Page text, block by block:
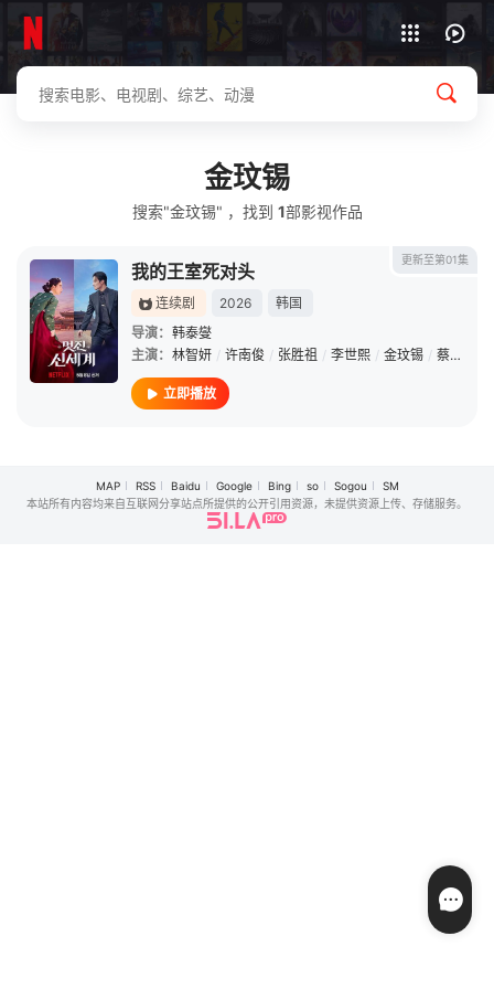
金玟锡
搜索"金玟锡" ，找到 1部影视作品
更新至第01集
我的王室死对头
连续剧 2026
韩国
导演： 韩泰燮
主演： 林智妍 / 许南俊 / 张胜祖 / 李世熙 / 金玟锡 / 蔡书安
立即播放
MAP RSS Baidu Google Bing so Sogou
SM
本站所有内容均来自互联网分享站点所提供的公开引用资源，未提供资源上传、存储服务。